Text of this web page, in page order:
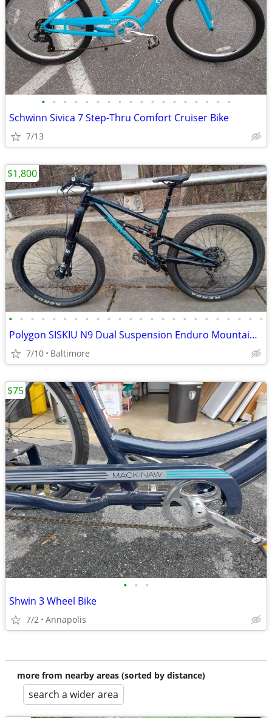
• • • • • • • • • • • • • • • • • •
Schwinn Sivica 7 Step-Thru Comfort Cruiser Bike
7/13
• • • • • • • • • • • • • • • • • • • • • • • •
Polygon SISKIU N9 Dual Suspension Enduro Mountain Bike, Size Medium
7/10 Baltimore
$1,800
• • •
Shwin 3 Wheel Bike
7/2 Annapolis
$75
more from nearby areas (sorted by distance)
search a wider area